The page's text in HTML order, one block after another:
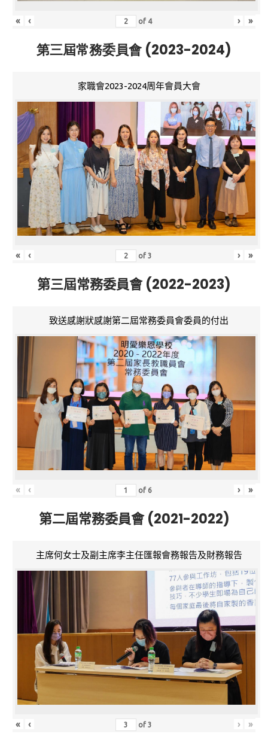
« ‹ of 4 › »
第三屆常務委員會 (2023-2024)
家職會2023-2024周年會員大會
« ‹ of3 › »
第三屆常務委員會 (2022-2023)
致送感謝狀感謝第二屆常務委員會委員的付出
« ‹ of 6 › »
第二屆常務委員會 (2021-2022)
主席何女士及副主席李主任匯報會務報告及財務報告
« ‹ of3 › »